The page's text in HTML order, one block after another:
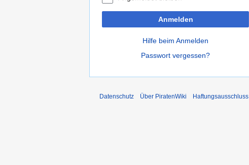
Anmelden
Hilfe beim Anmelden
Passwort vergessen?
Datenschutz Über PiratenWiki Haftungsausschluss